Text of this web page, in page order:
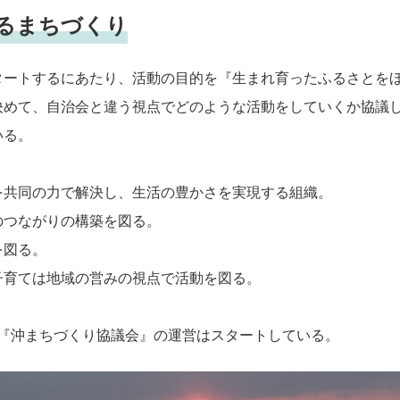
まちづくり
トするにあたり、活動の目的を『生まれ育ったふるさとを
て、自治会と違う視点でどのような活動をしていくか協議
。
同の力で解決し、生活の豊かさを実現する組織。
ながりの構築を図る。
る。
ては地域の営みの視点で活動を図る。
沖まちづくり協議会』の運営はスタートしている。